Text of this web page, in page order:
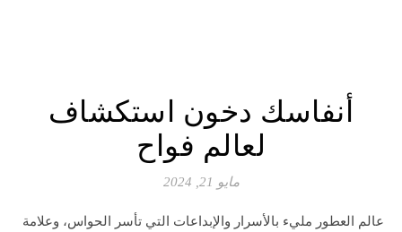
أنفاسك دخون استكشاف
لعالم فواح
مايو 21, 2024
عالم العطور مليء بالأسرار والإبداعات التي تأسر الحواس، وعلامة